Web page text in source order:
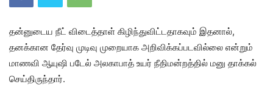
தன்னுடைய நீட் விடைத்தாள் கிழிந்துவிட்டதாகவும் இதனால்,
தனக்கான தேர்வு முடிவு முறையாக அறிவிக்கப்படவில்லை என்றும்
மாணவி ஆயுஷி படேல் அலகாபாத் உயர் நீதிமன்றத்தில் மனு தாக்கல்
செய்திருந்தார்.